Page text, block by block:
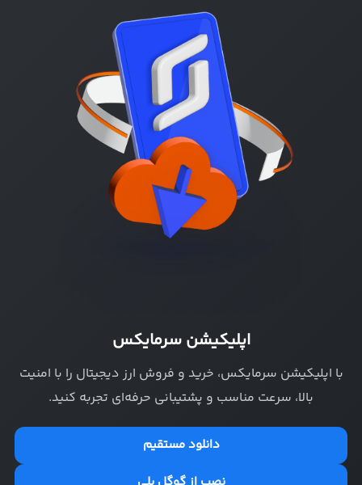
اپلیکیشن سرمایکس
با اپلیکیشن سرمایکس، خرید و فروش ارز دیجیتال را با امنیت
بالا، سرعت مناسب و پشتیبانی حرفه‌ای تجربه کنید.
دانلود مستقیم